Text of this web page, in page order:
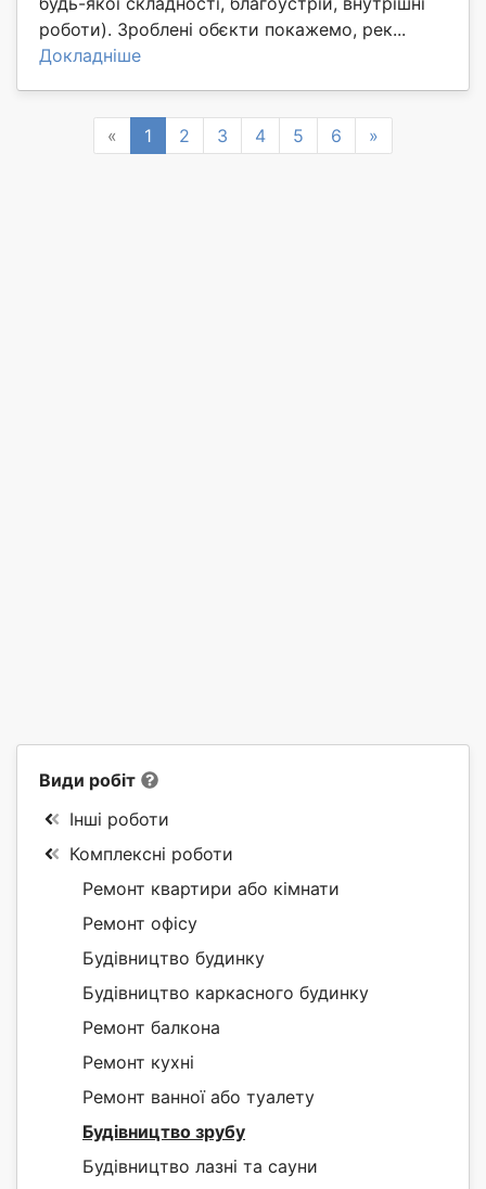
роботи). Зроблені обєкти покажемо, рек...
Докладніше
« Previous
1 2 3 4 5 6 »
Види робіт
Інші роботи
Комплексні роботи
Ремонт квартири або кімнати
Ремонт офісу
Будівництво будинку
Будівництво каркасного будинку
Ремонт балкона
Ремонт кухні
Ремонт ванної або туалету
Будівництво зрубу
Будівництво лазні та сауни